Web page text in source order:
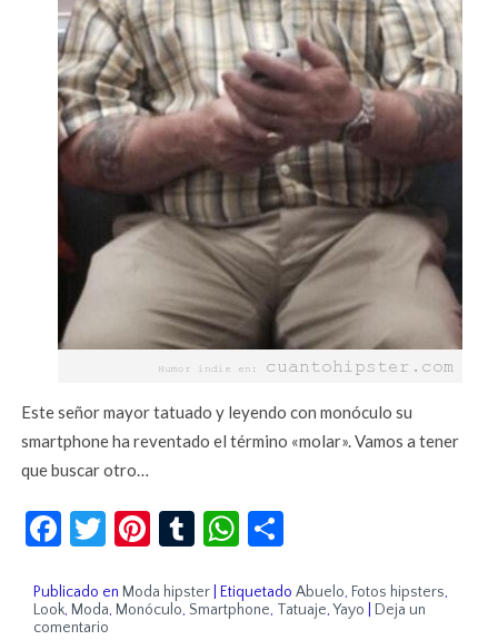
Este señor mayor tatuado y leyendo con monóculo su
smartphone ha reventado el término «molar». Vamos a tener
que buscar otro…
Facebook
Twitter
Pinterest
TumblrWhatsApp
Publicado en Moda hipster Etiquetado Abuelo, Fotos hipsters,
Look, Moda, Monóculo, Smartphone, Tatuaje,Yayo
Deja un
comentario